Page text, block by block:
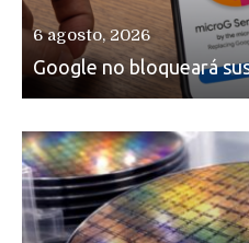
6 agosto, 2026